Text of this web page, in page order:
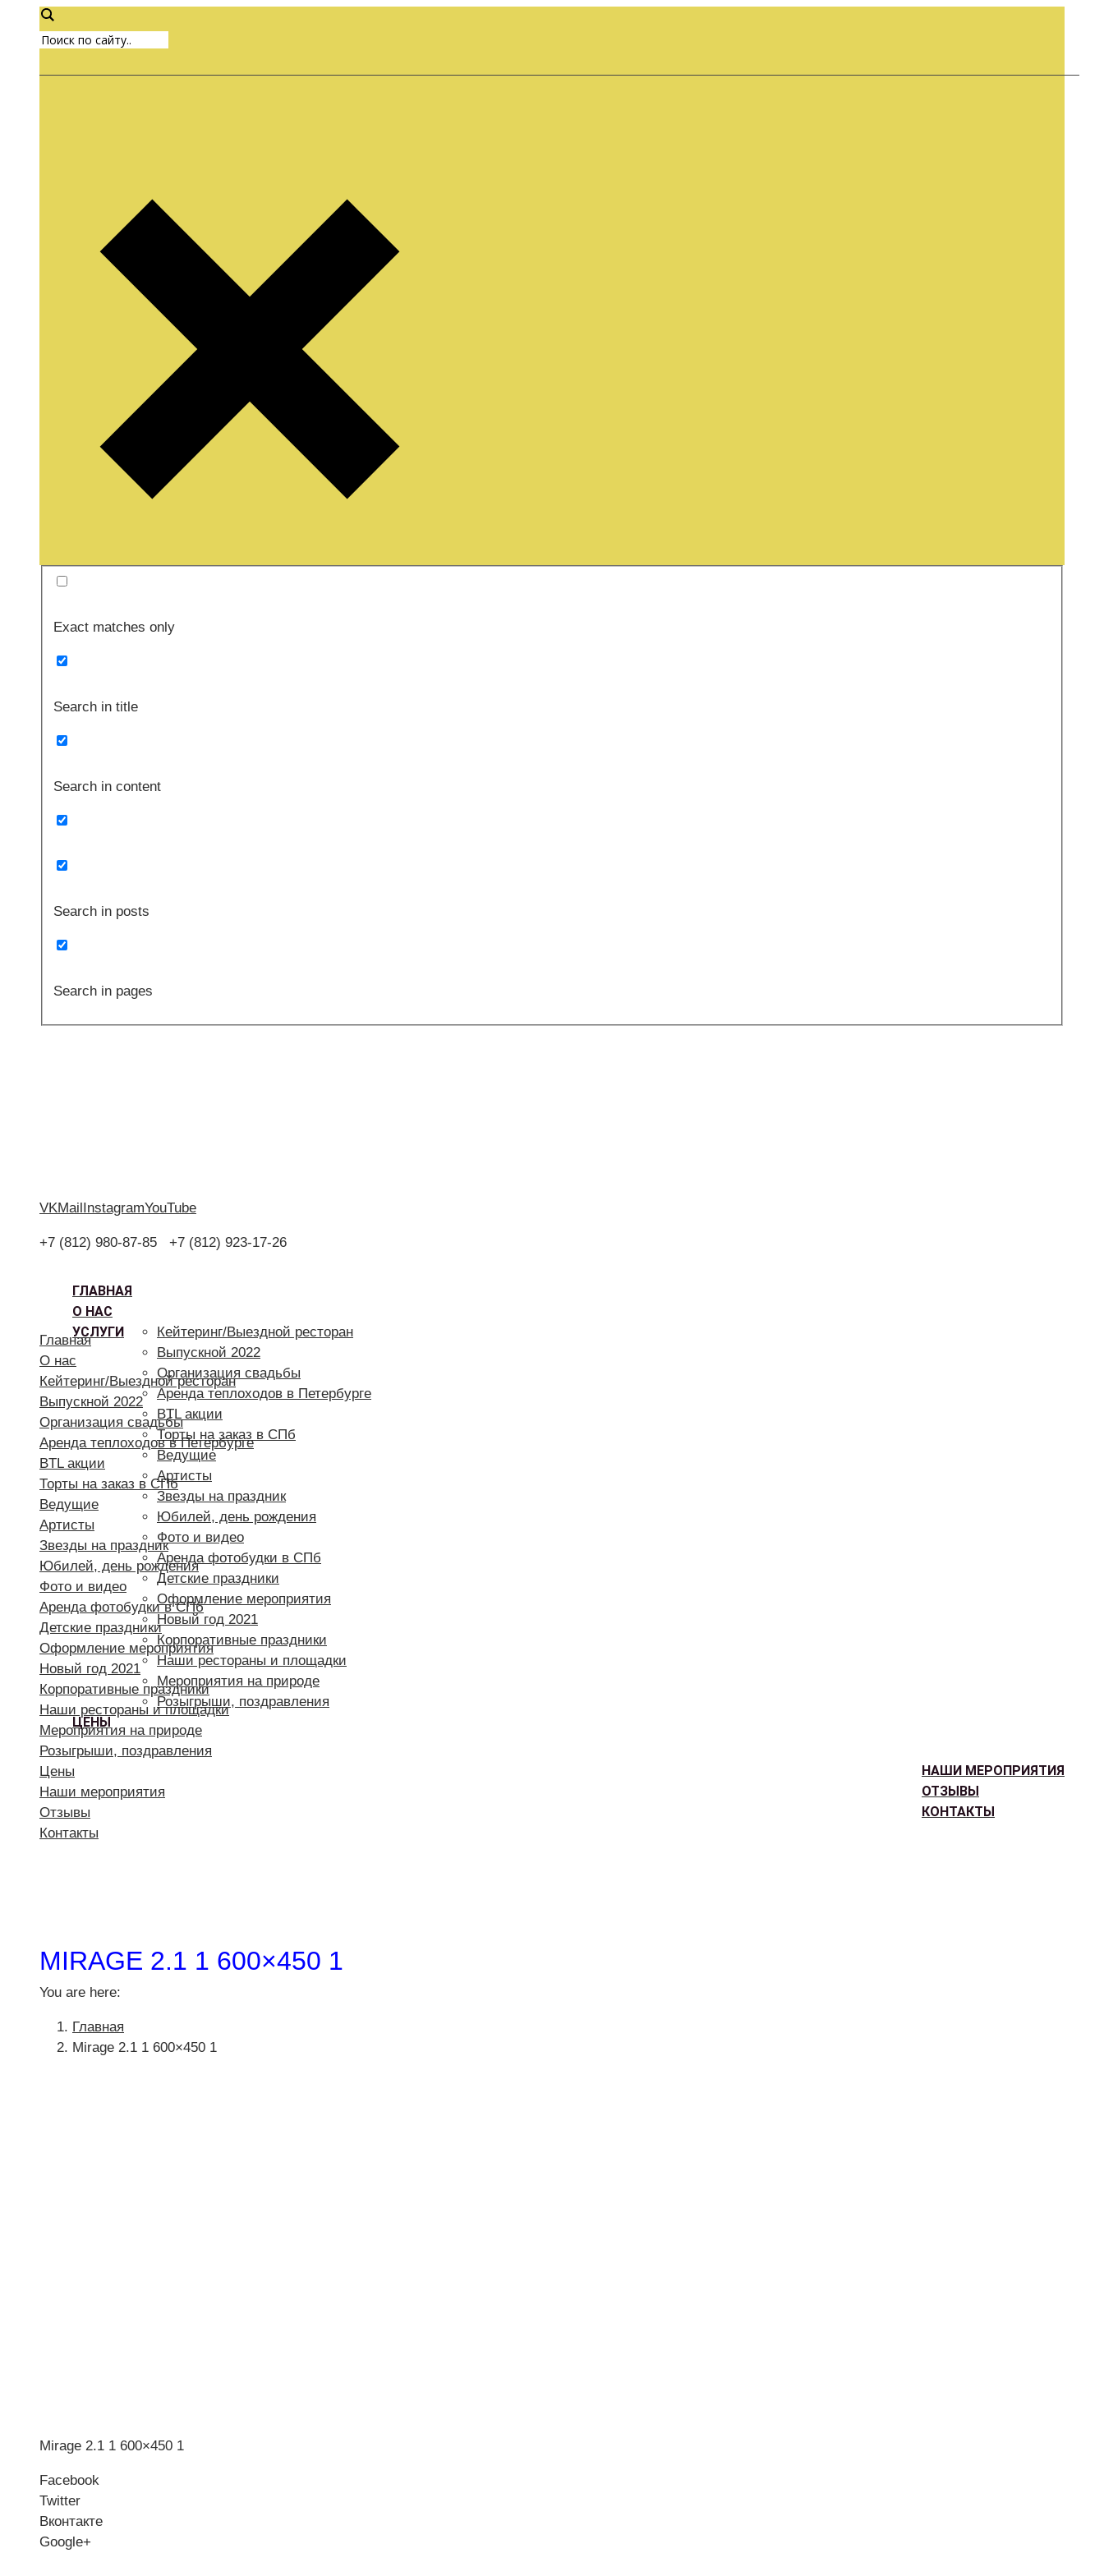
Exact matches only
Search in title
Search in content
Search in posts
Search in pages
VKMailInstagramYouTube
+7 (812) 980-87-85 +7 (812) 923-17-26
ГЛАВНАЯ
О НАС
УСЛУГИ
Кейтеринг/Выездной ресторан
Выпускной 2022
Организация свадьбы
Аренда теплоходов в Петербурге
BTL акции
Торты на заказ в СПб
Ведущие
Артисты
Звезды на праздник
Юбилей, день рождения
Фото и видео
Аренда фотобудки в СПб
Детские праздники
Оформление мероприятия
Новый год 2021
Корпоративные праздники
Наши рестораны и площадки
Мероприятия на природе
Розыгрыши, поздравления
ЦЕНЫ
НАШИ МЕРОПРИЯТИЯ
ОТЗЫВЫ
КОНТАКТЫ
Главная
О нас
Кейтеринг/Выездной ресторан
Выпускной 2022
Организация свадьбы
Аренда теплоходов в Петербурге
BTL акции
Торты на заказ в СПб
Ведущие
Артисты
Звезды на праздник
Юбилей, день рождения
Фото и видео
Аренда фотобудки в СПб
Детские праздники
Оформление мероприятия
Новый год 2021
Корпоративные праздники
Наши рестораны и площадки
Мероприятия на природе
Розыгрыши, поздравления
Цены
Наши мероприятия
Отзывы
Контакты
MIRAGE 2.1 1 600×450 1
You are here:
Главная
Mirage 2.1 1 600×450 1
Mirage 2.1 1 600×450 1
Facebook
Twitter
Вконтакте
Google+